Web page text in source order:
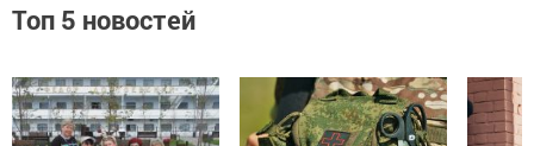
Топ 5 новостей